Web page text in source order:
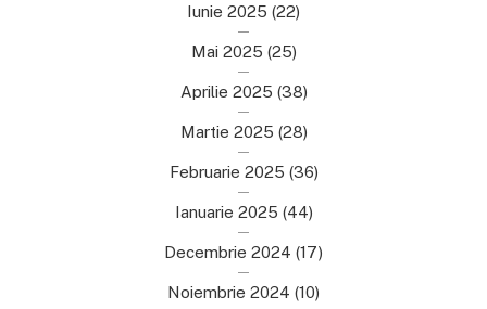
Iunie 2025 (22)
Mai 2025 (25)
Aprilie 2025 (38)
Martie 2025 (28)
Februarie 2025 (36)
Ianuarie 2025 (44)
Decembrie 2024 (17)
Noiembrie 2024 (10)